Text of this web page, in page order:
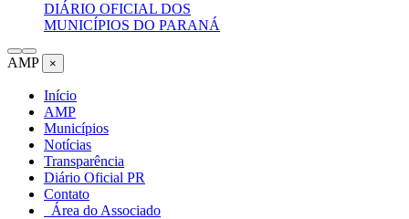
DIÁRIO OFICIAL DOS
MUNICÍPIOS DO PARANÁ
AMP ×
Início
AMP
Municípios
Notícias
Transparência
Diário Oficial PR
Contato
Área do Associado